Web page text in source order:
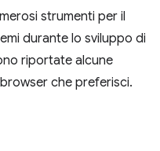
strumenti per il
durante lo sviluppo di
riportate alcune
che preferisci.